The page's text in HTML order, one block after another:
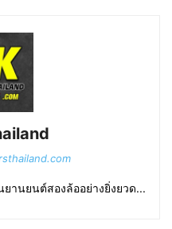
านยนต์สองล้ออย่างยิ่งยวด...